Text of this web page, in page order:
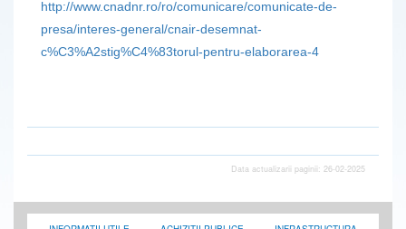
http://www.cnadnr.ro/ro/comunicare/comunicate-de-
presa/interes-general/cnair-desemnat-
c%C3%A2stig%C4%83torul-pentru-elaborarea-4
Data actualizarii paginii: 26-02-2025